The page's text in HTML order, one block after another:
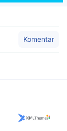
Komentar